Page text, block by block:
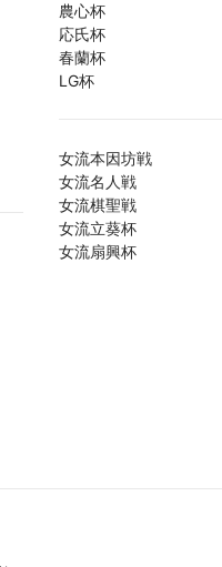
農心杯
応氏杯
春蘭杯
LG杯
女流本因坊戦
女流名人戦
女流棋聖戦
女流立葵杯
女流扇興杯